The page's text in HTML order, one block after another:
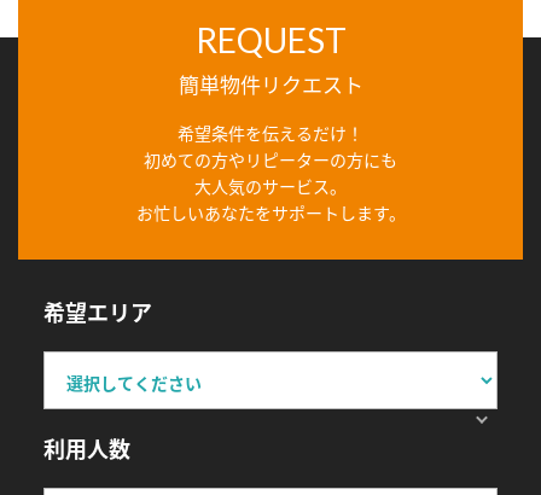
REQUEST
簡単物件リクエスト
希望条件を伝えるだけ！
初めての方やリピーターの方にも
大人気のサービス。
お忙しいあなたをサポートします。
希望エリア
利用人数